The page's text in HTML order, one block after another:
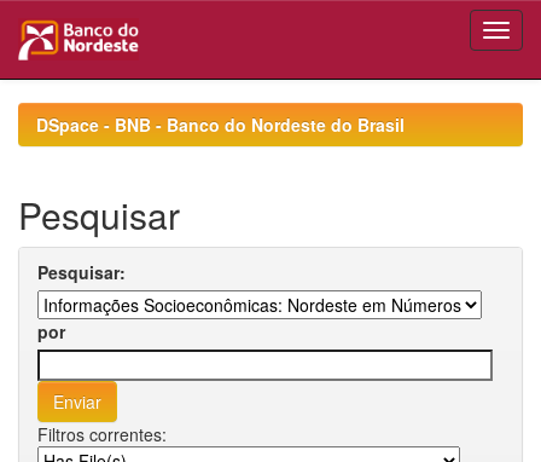
navigationDSpace - BNB - Banco do Nordeste do Brasil
Pesquisar
Pesquisar:
por
Filtros correntes: